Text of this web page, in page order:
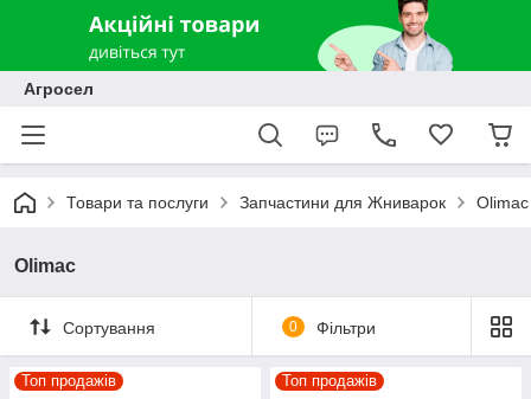
Агросел
Товари та послуги Запчастини для Жниварок Olimac
Olimac
Сортування 0 Фільтри
Топ продажів Топ продажів